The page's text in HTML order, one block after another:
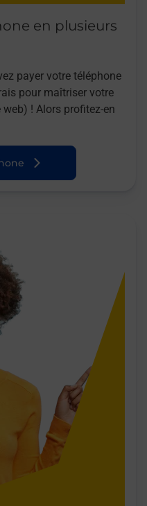
en plusieurs
payer votre téléphone
pour maîtriser votre
! Alors profitez-en